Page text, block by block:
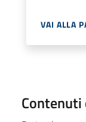
VAI ALLA